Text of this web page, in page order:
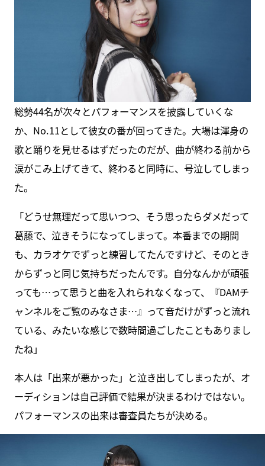
総勢44名が次々とパフォーマンスを披露していくな
か、No.11として彼女の番が回ってきた。大場は渾身の
歌と踊りを見せるはずだったのだが、曲が終わる前から
涙がこみ上げてきて、終わると同時に、号泣してしまっ
た。
「どうせ無理だって思いつつ、そう思ったらダメだって
葛藤で、泣きそうになってしまって。本番までの期間
も、カラオケでずっと練習してたんですけど、そのとき
からずっと同じ気持ちだったんです。自分なんかが頑張
っても…って思うと曲を入れられなくなって、『DAMチ
ャンネルをご覧のみなさま…』って音だけがずっと流れ
ている、みたいな感じで数時間過ごしたこともありまし
たね」
本人は「出来が悪かった」と泣き出してしまったが、オ
ーディションは自己評価で結果が決まるわけではない。
パフォーマンスの出来は審査員たちが決める。